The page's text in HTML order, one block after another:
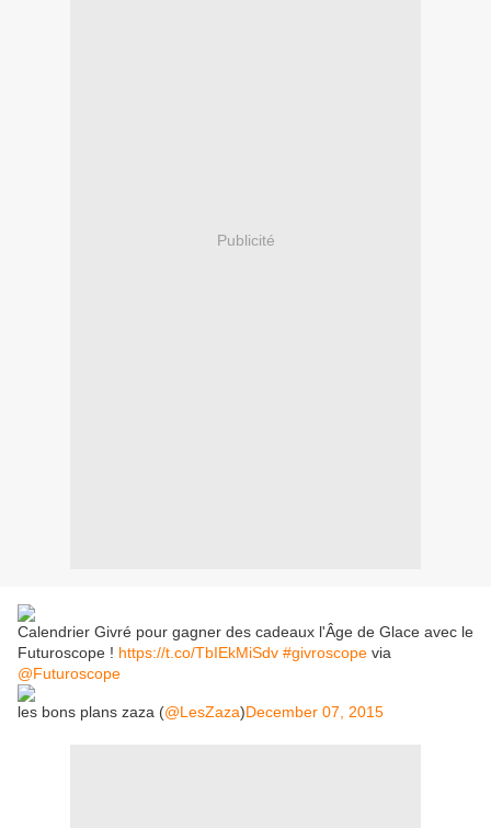
Publicité
Calendrier Givré pour gagner des cadeaux l'Âge de Glace avec le
Futuroscope ! https://t.co/TbIEkMiSdv #givroscope via
@Futuroscope
les bons plans zaza (@LesZaza)December 07, 2015